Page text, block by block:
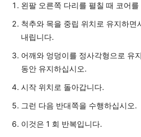
왼팔 오른쪽 다리를 펼칠 때 코어
척추와 목을 중립 위치로 유지하면
내립니다.
어깨와 엉덩이를 정사각형으로 유
동안 유지하십시오.
시작 위치로 돌아갑니다.
그런 다음 반대쪽을 수행하십시오.
이것은 1 회 반복입니다.